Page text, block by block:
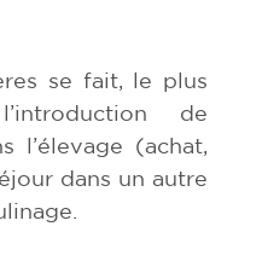
se fait, le plus
de
l’élevage (achat,
dans un autre